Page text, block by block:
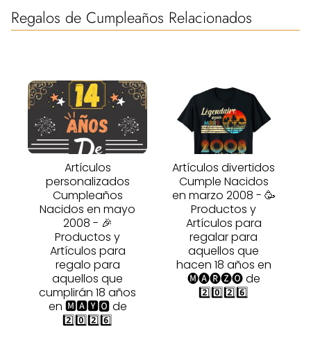
Regalos de Cumpleaños Relacionados
Artículos
personalizados
Cumpleaños
Nacidos en mayo
2008 - 🎉
Productos y
Artículos para
regalo para
aquellos que
cumplirán 18 años
en 🅼🅰🆈🅾 de
2️⃣0️⃣2️⃣6️⃣
Artículos divertidos
Cumple Nacidos
en marzo 2008 - 🥳
Productos y
Artículos para
regalar para
aquellos que
hacen 18 años en
🅜🅐🅡🅩🅞 de
2️⃣0️⃣2️⃣6️⃣